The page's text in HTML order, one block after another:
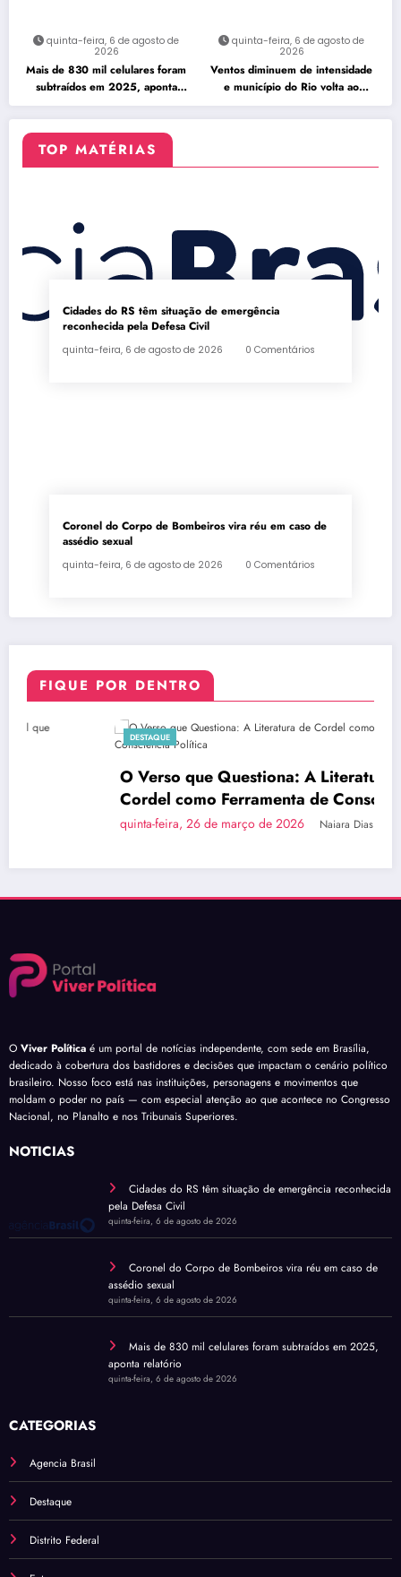
quinta-feira, 6 de agosto de
2026
Mais de 830 mil celulares foram
subtraídos em 2025, aponta
relatório
quinta-feira, 6 de agosto de
2026
Ventos diminuem de intensidade
e município do Rio volta ao
Estágio 1
TOP MATÉRIAS
Cidades do RS têm situação de emergência
reconhecida pela Defesa Civil
quinta-feira, 6 de agosto de 2026 0 Comentários
Coronel do Corpo de Bombeiros vira réu em caso de
assédio sexual
quinta-feira, 6 de agosto de 2026 0 Comentários
FIQUE POR DENTRO
O Verso que Questiona: A Literatura de
Cordel como Ferramenta de Consciência
quinta-feira, 26 de março de 2026 Naiara Dias
O Viver Política é um portal de notícias independente, com sede em Brasília,
dedicado à cobertura dos bastidores e decisões que impactam o cenário político
brasileiro. Nosso foco está nas instituições, personagens e movimentos que
moldam o poder no país — com especial atenção ao que acontece no Congresso
Nacional, no Planalto e nos Tribunais Superiores.
NOTÍCIAS
Cidades do RS têm situação de emergência reconhecida
pela Defesa Civil
quinta-feira, 6 de agosto de 2026
Coronel do Corpo de Bombeiros vira réu em caso de
assédio sexual
quinta-feira, 6 de agosto de 2026
Mais de 830 mil celulares foram subtraídos em 2025,
aponta relatório
quinta-feira, 6 de agosto de 2026
CATEGORIAS
Agencia Brasil
Destaque
Distrito Federal